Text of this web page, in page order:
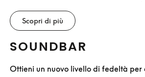
Scopri di più
SOUNDBAR
Ottieni un nuovo livello di fedeltà per